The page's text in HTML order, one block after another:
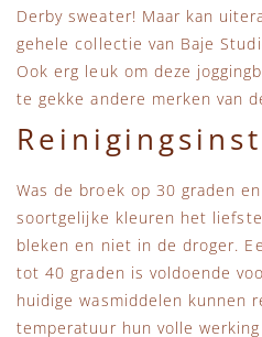
Derby sweater! Maar kan
gehele collectie van Baje
Ook erg leuk om deze
te gekke andere merken van
Was de broek op 30 graden
soortgelijke kleuren het
bleken en niet in de droger.
tot 40 graden is voldoende
huidige wasmiddelen kunnen
temperatuur hun volle